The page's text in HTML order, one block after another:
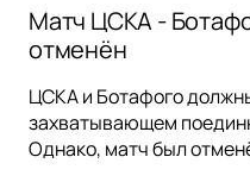
Матч ЦСКА -
отменён
ЦСКА и Ботафого
захватывающем
Однако, матч был